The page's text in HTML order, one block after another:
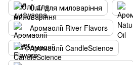
Олії для миловаріння
Аромаолії River Flavors
Аромаолії CandleScience